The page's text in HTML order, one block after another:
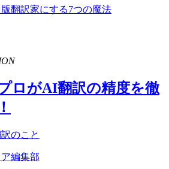
翻訳家にする7つの魔法
ロがAI翻訳の精度を徹
のこと
編集部